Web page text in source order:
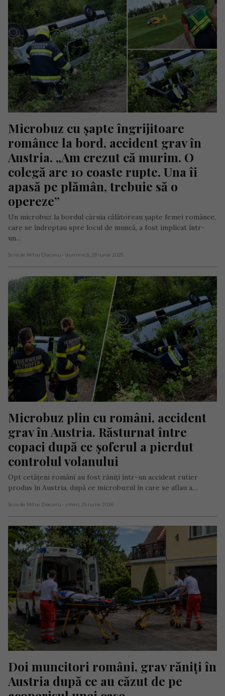
Microbuz cu șapte îngrijitoare
românce la bord, accident grav în
Austria. „Am crezut că murim. O
colegă are 10 coaste rupte. Una îi
apasă pe plămân, trebuie să o
opereze”
Un microbuz la bordul căruia călătoreau șapte femei românce,
care se îndreptau spre locul de muncă, a fost implicat într-
un…
Scris de Mihai Diaconu - duminică, 28 iunie 2026
Microbuz plin cu români, accident
grav în Austria. Răsturnat între
copaci după ce șoferul a pierdut
controlul volanului
Opt cetățeni români au fost răniți într-un accident rutier
produs în Austria, după ce microbuzul în care se aflau a…
Scris de Mihai Diaconu - vineri, 26 iunie 2026
Doi muncitori români, grav răniți în
Austria după ce au căzut de pe